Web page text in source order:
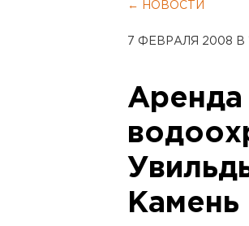
← НОВОСТИ
7 ФЕВРАЛЯ 2008 В
Аренда
Камень